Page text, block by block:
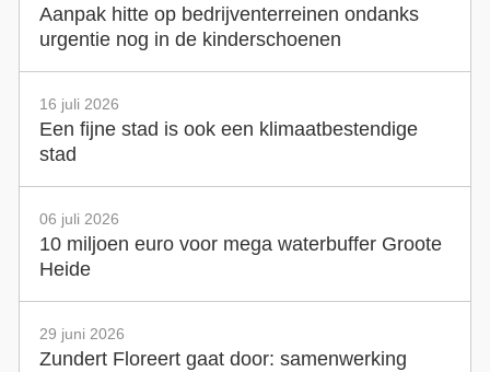
Aanpak hitte op bedrijventerreinen ondanks
urgentie nog in de kinderschoenen
16 juli 2026
Een fijne stad is ook een klimaatbestendige
stad
06 juli 2026
10 miljoen euro voor mega waterbuffer Groote
Heide
29 juni 2026
Zundert Floreert gaat door: samenwerking